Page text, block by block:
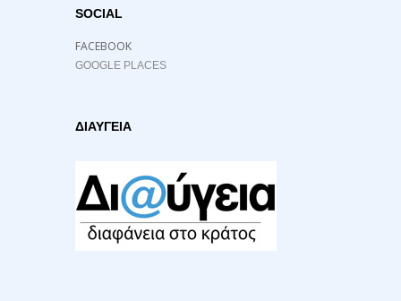
SOCIAL
FACEBOOK
GOOGLE PLACES
ΔΙΑΥΓΕΙΑ